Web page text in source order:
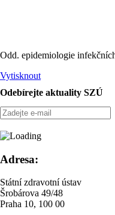
Odd. epidemiologie
Vytisknout
Odebírejte aktuality SZÚ
Adresa:
Státní zdravotní ústav
Šrobárova 49/48
Praha 10, 100 00